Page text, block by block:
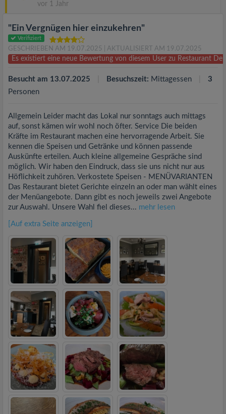
vor 1 Jahr
"Ein Vergnügen hier einzukehren"
Verifiziert
GESCHRIEBEN AM 19.07.2025 | AKTUALISIERT AM 19.07.2025
Es existiert eine neue Bewertung von diesem User zu Restaurant
Besucht am 13.07.2025 Besuchszeit: Mittagessen
3
Personen
Allgemein Leider macht das Lokal nur sonntags auch mittags
auf, sonst kämen wir wohl noch öfter. Service Die beiden
Kräfte im Restaurant machen eine hervorragende Arbeit. Sie
kennen die Speisen und Getränke und können passende
Auskünfte erteilen. Auch kleine allgemeine Gespräche sind
möglich. Wir haben den Eindruck, dass sie uns nicht nur aus
Höflichkeit zuhören. Verkostete Speisen - MENÜVARIANTEN
Das Restaurant bietet Gerichte einzeln an oder man wählt eines
der Menüangebote. Dann gibt es noch jeweils zwei Angebote
zur Auswahl. Unsere Wahl fiel dieses... mehr lesen
[Auf extra Seite anzeigen]